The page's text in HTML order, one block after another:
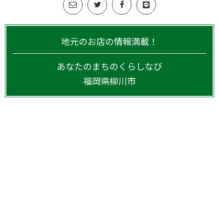
地元のお店の情報満載！
あなたのまちのくらしなび
福岡県柳川市